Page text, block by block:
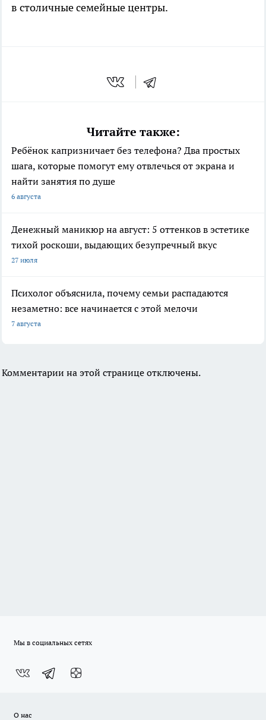
в столичные семейные центры.
Читайте также:
Ребёнок капризничает без телефона? Два простых
шага, которые помогут ему отвлечься от экрана и
найти занятия по душе
6 августа
Денежный маникюр на август: 5 оттенков в эстетике
тихой роскоши, выдающих безупречный вкус
27 июля
Психолог объяснила, почему семьи распадаются
незаметно: все начинается с этой мелочи
7 августа
Комментарии на этой странице отключены.
Мы в социальных сетях
О нас